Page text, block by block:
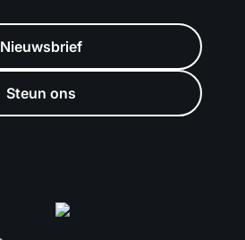
Nieuwsbrief
Steun ons